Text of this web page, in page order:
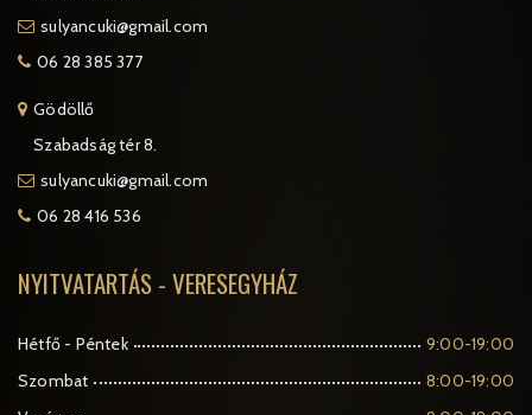
sulyancuki@gmail.com
06 28 385 377
Gödöllő
Szabadság tér 8.
sulyancuki@gmail.com
06 28 416 536
NYITVATARTÁS - VERESEGYHÁZ
Hétfő - Péntek
9:00-19:00
Szombat
8:00-19:00